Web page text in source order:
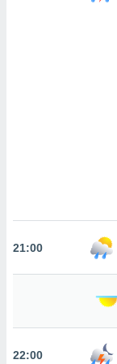
En
21:00
22:00